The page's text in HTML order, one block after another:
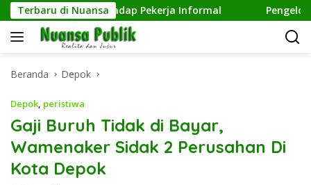
Langsung
ke
konten
Terbaru di Nuansa
terhadap Pekerja Informal Pengelolaan
Beranda Depok
Depok, peristiwa
Gaji Buruh Tidak di Bayar,
Wamenaker Sidak 2 Perusahan Di
Kota Depok